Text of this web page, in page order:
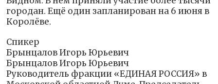
городан. Ещё один запланирован на 6 июня в
Королёве.
Спикер
Брынцалов Игорь Юрьевич
Брынцалов Игорь Юрьевич
Руководитель фракции «ЕДИНАЯ РОССИЯ» в